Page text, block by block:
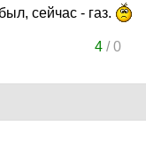
сейчас - газ.
4/0